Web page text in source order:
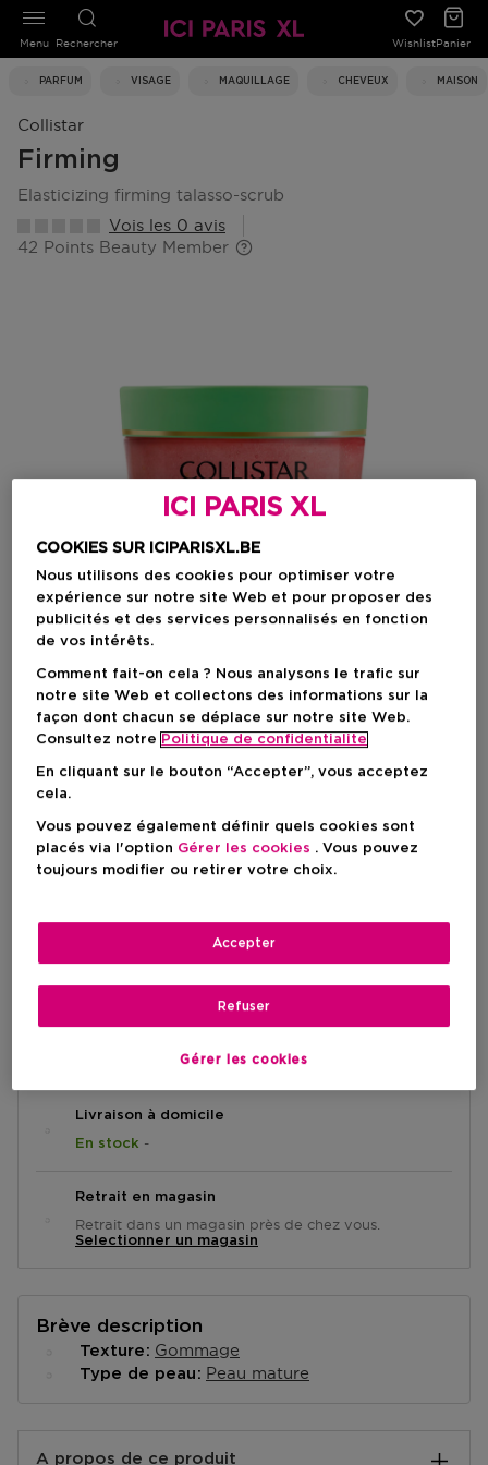
Rechercher WishlistPanier
PARFUM VISAGE MAQUILLAGE CHEVEUX MAISON
Menu
Collistar
Firming
elasticizing firming talasso-scrub
Vois les 0 avis
42 Points Beauty Member
Choisissez votre format
600 G En stock
600 G
Prix promotionnel
42,50 €
50,00 €
Prix promotionnel
42,50 €
-15% Prix de vente conseillé50,00 €
AJOUTER AU PANIER
Livraison à domicile
En stock -
Retrait en magasin
Retrait dans un magasin près de chez vous.
Selectionner un magasin
Brève description
Texture Gommage
Type de peau Peau mature
A propos de ce produit
ICI PARIS XL
COOKIES SUR ICIPARISXL.BE
Nous utilisons des cookies pour optimiser votre
expérience sur notre site Web et pour proposer des
publicités et des services personnalisés en fonction
de vos intérêts.
Comment fait-on cela ? Nous analysons le trafic sur
notre site Web et collectons des informations sur la
façon dont chacun se déplace sur notre site Web.
Consultez notre Politique de confidentialite
En cliquant sur le bouton “Accepter”, vous acceptez
cela.
Vous pouvez également définir quels cookies sont
placés via l'option Gérer les cookies . Vous pouvez
toujours modifier ou retirer votre choix.
Gérer les cookies
Refuser
Accepter